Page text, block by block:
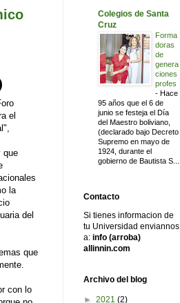
el
que
la
del
que
con lo
Colegios de Santa
Cruz
Forma
doras
de
genera
ciones
profes
- Hace
95 años que el 6 de
junio se festeja el Día
del Maestro boliviano,
(declarado bajo Decreto
Supremo en mayo de
1924, durante el
gobierno de Bautista S...
Contacto
Si tienes informacion de
tu Universidad enviannos
a: info (arroba)
allinnin.com
Archivo del blog
► 2021 (2)